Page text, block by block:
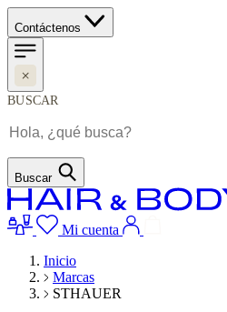
Contáctenos
BUSCAR
Buscar
Mi cuenta
Inicio
Marcas
STHAUER